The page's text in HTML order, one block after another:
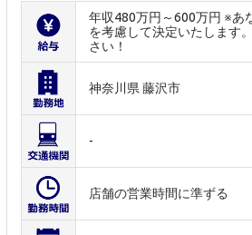
年収480万円～600万円 ※あ
を考慮して決定いたします
さい！
神奈川県 藤沢市
-
店舗の営業時間に準ずる